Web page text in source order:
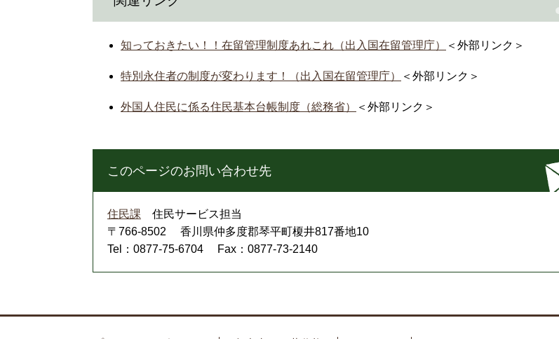
知っておきたい！！在留管理制度あれこれ（出入国在留管理庁） ＜外部リンク＞
特別永住者の制度が変わります！（出入国在留管理庁） ＜外部リンク＞
外国人住民に係る住民基本台帳制度（総務省） ＜外部リンク＞
このページのお問い合わせ先
住民課
住民サービス担当
〒766-8502
香川県仲多度郡琴平町榎井817番地10
Tel：0877-75-6704
Fax：0877-73-2140